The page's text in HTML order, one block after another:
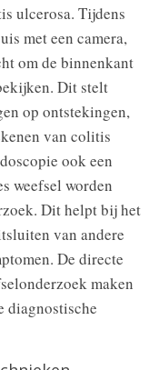
ulcerosa. Tijdens
met een camera,
om de binnenkant
Dit stelt
op ontstekingen,
van colitis
ook een
weefsel worden
Dit helpt bij het
van andere
De directe
maken
diagnostische